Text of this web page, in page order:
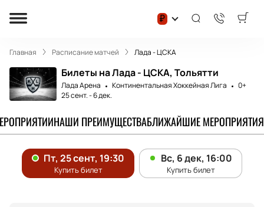
₽
Главная Расписание матчей Лада - ЦСКА
Билеты на Лада - ЦСКА, Тольятти
Лада Арена Континентальная Хоккейная Лига
0+
25 сент.-6 дек.
НАШИ ПРЕИМУЩЕСТВАБЛИЖАЙШИЕ МЕРОПРИЯТИЯ